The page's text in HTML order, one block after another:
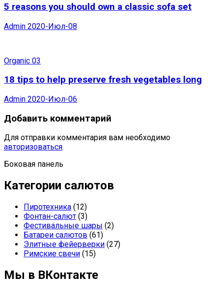
5 reasons you should own a classic sofa set
Admin 2020-Июл-08
Organic 03
18 tips to help preserve fresh vegetables long
Admin 2020-Июл-06
Добавить комментарий
Для отправки комментария вам необходимо
авторизоваться.
Боковая панель
Категории салютов
Пиротехника (12)
Фонтан-салют (3)
Фестивальные шары (2)
Батареи салютов (61)
Элитные фейерверки (27)
Римские свечи (15)
Мы в ВКонтакте